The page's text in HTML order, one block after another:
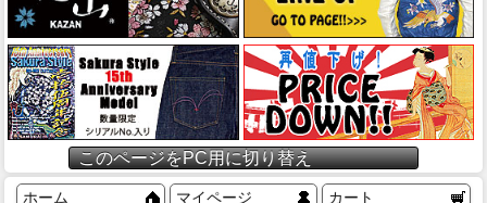
このページをPC用に切り替え
ホーム マイページ カート